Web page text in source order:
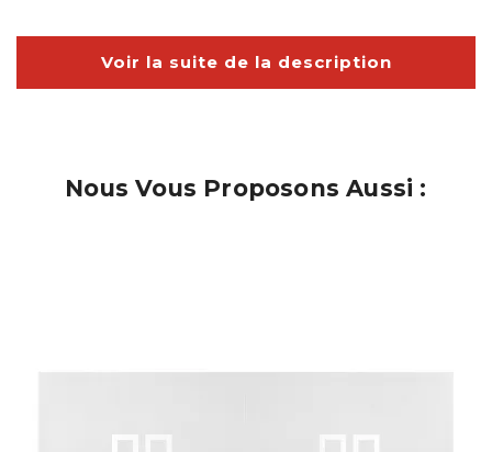
Voir la suite de la description
Nous Vous Proposons Aussi :